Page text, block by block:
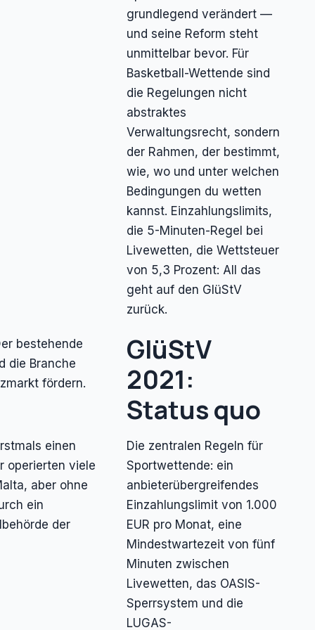
grundlegend verändert —
und seine Reform steht
unmittelbar bevor. Für
Basketball-Wettende sind
die Regelungen nicht
abstraktes
Verwaltungsrecht, sondern
der Rahmen, der bestimmt,
wie, wo und unter welchen
Bedingungen du wetten
kannst. Einzahlungslimits,
die 5-Minuten-Regel bei
Livewetten, die Wettsteuer
von 5,3 Prozent: All das
geht auf den GlüStV
zurück.
bestehende
die Branche
fördern.
GlüStV
2021:
Status quo
einen
operierten viele
aber ohne
ein
der
Die zentralen Regeln für
Sportwettende: ein
anbieterübergreifendes
Einzahlungslimit von 1.000
EUR pro Monat, eine
Mindestwartezeit von fünf
Minuten zwischen
Livewetten, das OASIS-
Sperrsystem und die
LUGAS-